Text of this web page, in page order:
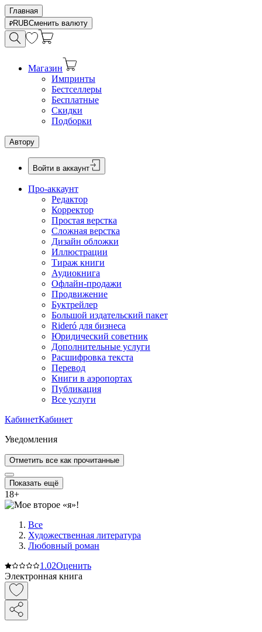
Главная
RUBСменить валюту
Магазин
Импринты
Бестселлеры
Бесплатные
Скидки
Подборки
Автору
Войти в аккаунт
Про-аккаунт
Редактор
Корректор
Простая верстка
Сложная верстка
Дизайн обложки
Иллюстрации
Тираж книги
Аудиокнига
Офлайн-продажи
Продвижение
Буктрейлер
Большой издательский пакет
Rideró для бизнеса
Юридический советник
Дополнительные услуги
Расшифровка текста
Перевод
Книги в аэропортах
Публикация
Все услуги
КабинетКабинет
Уведомления
Отметить все как прочитанные
Показать ещё
18+
Все
Художественная литература
Любовный роман
1.02Оценить
Электронная книга